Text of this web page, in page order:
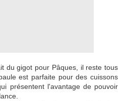
du gigot pour Pâques, il reste tous
est parfaite pour des cuissons
présentent l'avantage de pouvoir